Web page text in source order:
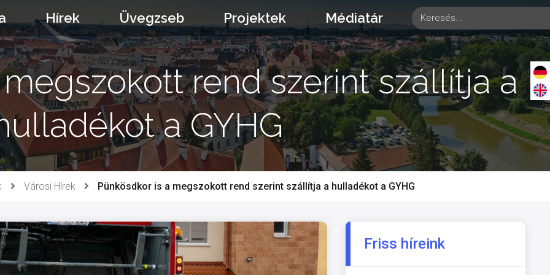
Hírek Üvegzseb Projektek Médiatár
rend szerint szállítja a
a GYHG
Városi Hírek Pünkösdkor is a megszokott rend szerint szállítja a hulladékot a GYHG
Friss híreink